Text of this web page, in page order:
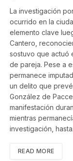
La investigación
ocurrido en la
elemento clave
Cantero,
sostuvo que actuó
de pareja. Pese a
permanece
un delito que
González de
manifestación
mientras
investigación,
READ MORE